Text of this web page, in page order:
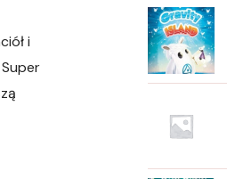
i